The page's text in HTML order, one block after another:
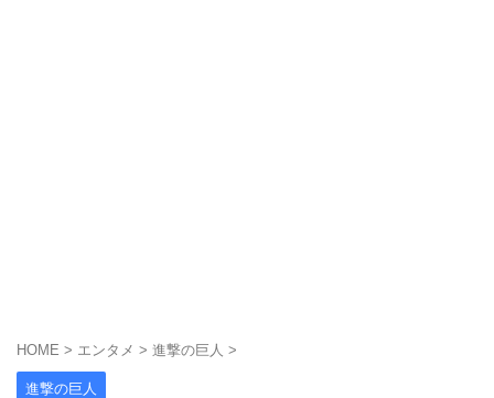
HOME > エンタメ > 進撃の巨人 >
進撃の巨人